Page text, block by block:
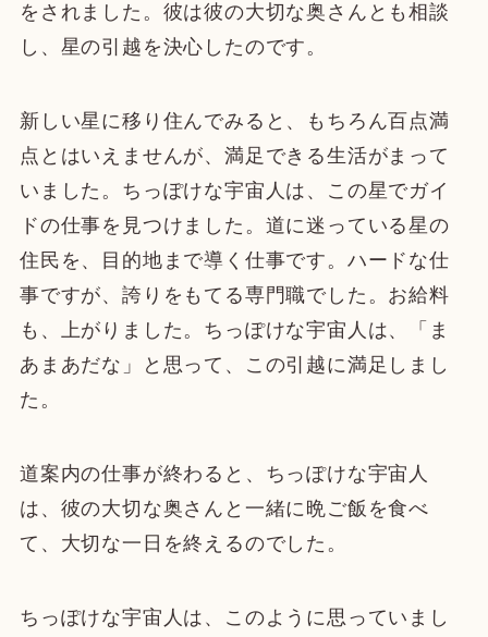
をされました。彼は彼の大切な奥さんとも相談
し、星の引越を決心したのです。
新しい星に移り住んでみると、もちろん百点満
点とはいえませんが、満足できる生活がまって
いました。ちっぽけな宇宙人は、この星でガイ
ドの仕事を見つけました。道に迷っている星の
住民を、目的地まで導く仕事です。ハードな仕
事ですが、誇りをもてる専門職でした。お給料
も、上がりました。ちっぽけな宇宙人は、「ま
あまあだな」と思って、この引越に満足しまし
た。
道案内の仕事が終わると、ちっぽけな宇宙人
は、彼の大切な奥さんと一緒に晩ご飯を食べ
て、大切な一日を終えるのでした。
ちっぽけな宇宙人は、このように思っていまし